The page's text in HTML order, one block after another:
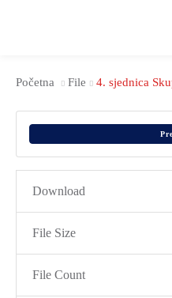
Početna File 4. sjednica
Download
File Size
File Count